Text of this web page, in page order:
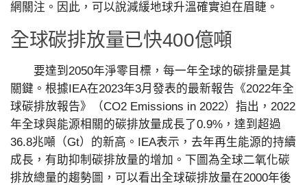
網關注。因此，可以說減緩地球升溫確實迫在眉睫。
全球碳排放量已快400億噸
要達到2050年淨零目標，每一年全球的碳排量是其
關鍵。根據IEA在2023年3月發表的最新報告《2022年全
球碳排放報告》（CO2 Emissions in 2022）指出，2022
年全球與能源相關的碳排放量成長了0.9%，達到超過
36.8兆噸（Gt）的新高。IEA表示，去年再生能源的持續
成長，有助抑制碳排放量的增加。下圖為全球二氧化碳
排放總量的趨勢圖，可以看出全球碳排放量在2000年後